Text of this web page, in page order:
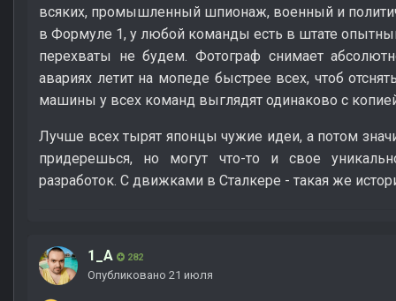
всяких, промышленный шпионаж, военный и
в Формуле 1, у любой команды есть в штате
перехваты не будем. Фотограф снимает
авариях летит на мопеде быстрее всех, чтоб
машины у всех команд выглядят одинаково с
Лучше всех тырят японцы чужие идеи, а потом
придерешься, но могут что-то и свое
разработок. С движками в Сталкере - такая же
1_A 282
Опубликовано 21 июля